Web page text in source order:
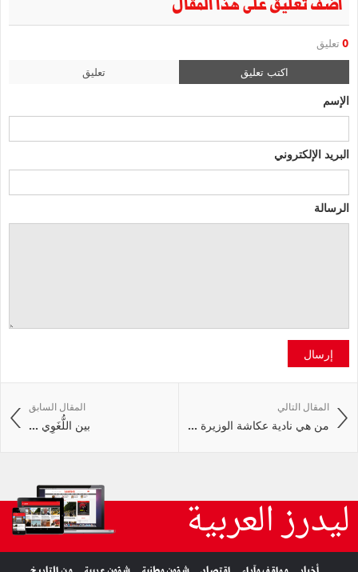
أضف تعليق على هذا المقال
0 تعليق
اكتب تعليق تعليق
الإسم
البريد الإلكتروني
الرسالة
إرسال
المقال السابق
بين اللُّغَوِي ...
المقال التالي
من هي نادية عكاشة الوزيرة ...
ليدرز العربية